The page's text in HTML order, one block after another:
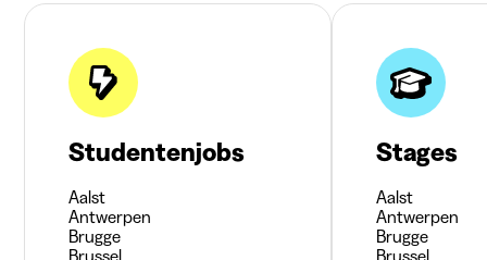
Studentenjobs
Aalst
Antwerpen
Brugge
Brussel
Stages
Aalst
Antwerpen
Brugge
Brussel